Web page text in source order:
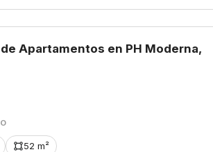
Apartamentos en PH Moderna,
52 m²